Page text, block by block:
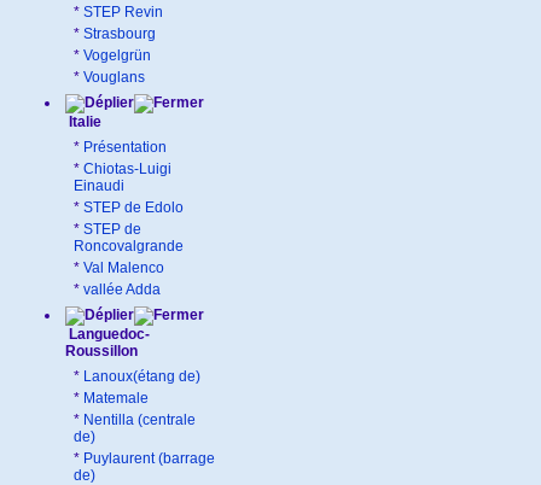
* STEP Revin
* Strasbourg
* Vogelgrün
* Vouglans
Italie
* Présentation
* Chiotas-Luigi
Einaudi
* STEP de Edolo
* STEP de
Roncovalgrande
* Val Malenco
* vallée Adda
Languedoc-
Roussillon
* Lanoux(étang de)
* Matemale
* Nentilla (centrale
de)
* Puylaurent (barrage
de)